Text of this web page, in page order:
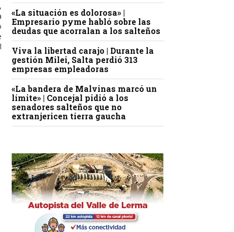
«La situación es dolorosa» |
Empresario pyme habló sobre las
deudas que acorralan a los salteños
Viva la libertad carajo | Durante la
gestión Milei, Salta perdió 313
empresas empleadoras
«La bandera de Malvinas marcó un
límite» | Concejal pidió a los
senadores salteños que no
extranjericen tierra gaucha